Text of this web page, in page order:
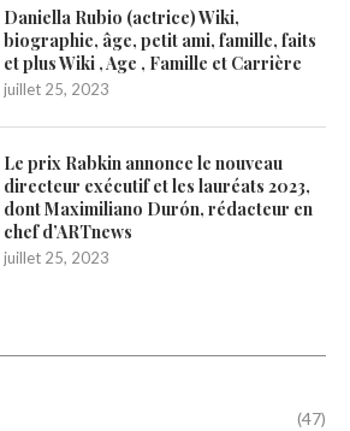
Daniella Rubio (actrice) Wiki,
biographie, âge, petit ami, famille, faits
et plus Wiki , Age , Famille et Carrière
juillet 25, 2023
Le prix Rabkin annonce le nouveau
directeur exécutif et les lauréats 2023,
dont Maximiliano Durón, rédacteur en
chef d’ARTnews
juillet 25, 2023
(47)